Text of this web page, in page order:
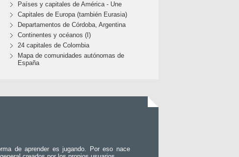
Países y capitales de América - Une
Capitales de Europa (también Eurasia)
Departamentos de Córdoba, Argentina
Continentes y océanos (I)
24 capitales de Colombia
Mapa de comunidades autónomas de
España
de aprender es jugando. Por eso nace